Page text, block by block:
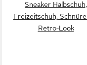
Sneaker Halbschuh,
Freizeitschuh,
Retro-Look